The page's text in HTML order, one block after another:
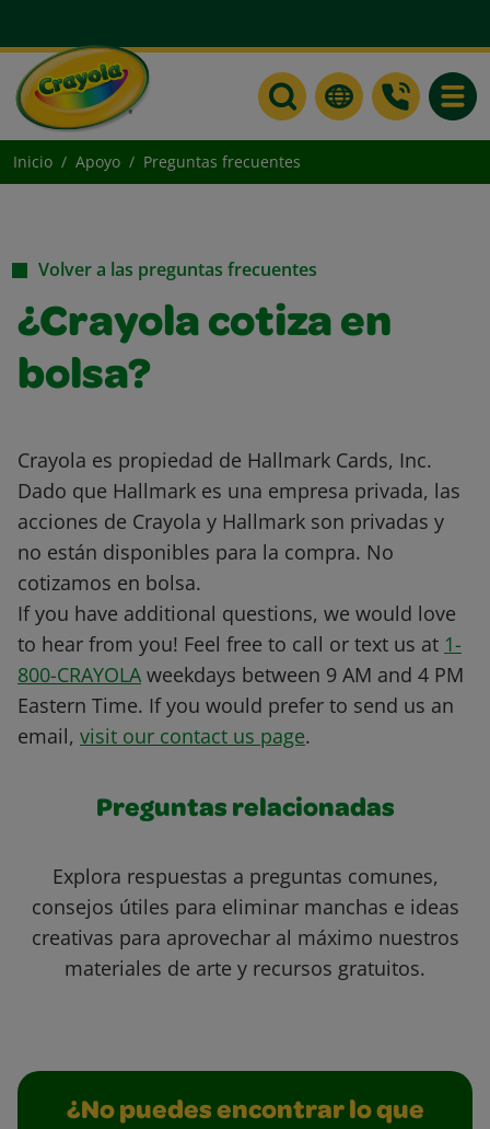
Inicio Apoyo Preguntas frecuentes
Volver a las preguntas frecuentes
¿Crayola cotiza en
bolsa?
Crayola es propiedad de Hallmark Cards, Inc.
Dado que Hallmark es una empresa privada, las
acciones de Crayola y Hallmark son privadas y
no están disponibles para la compra. No
cotizamos en bolsa.
If you have additional questions, we would love
to hear from you! Feel free to call or text us at 1-
800-CRAYOLA weekdays between 9 AM and 4 PM
Eastern Time. If you would prefer to send us an
email, visit our contact us page.
Preguntas relacionadas
Explora respuestas a preguntas comunes,
consejos útiles para eliminar manchas e ideas
creativas para aprovechar al máximo nuestros
materiales de arte y recursos gratuitos.
¿No puedes encontrar lo que